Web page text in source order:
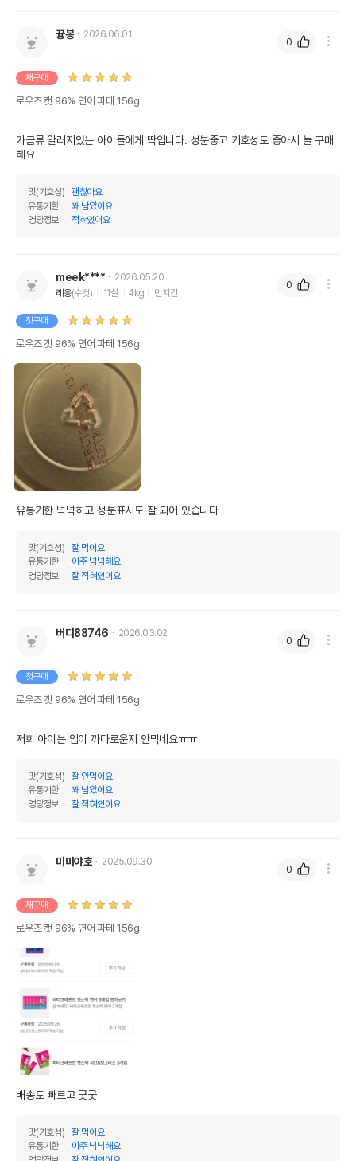
뀽봉 2026.06.01
재구매
로우즈 캣 96% 연어 파테 156g
가금류 알러지있는 아이들에게 딱입니다. 성분좋고 기호성도 좋아서 늘 구매
해요
맛(기호성)
괜찮아요
유통기한
꽤 남았어요
영양정보
적혀있어요
0
meek****
2026.05.20
레옹(수컷) 11살 4kg 먼치킨
첫구매
로우즈 캣 96% 연어 파테 156g
유통기한 넉넉하고 성분표시도 잘 되어 있습니다
맛(기호성)
잘 먹어요
유통기한
아주 넉넉해요
영양정보
잘 적혀있어요
0
버디88746 2026.03.02
첫구매
로우즈 캣 96% 연어 파테 156g
저희 아이는 입이 까다로운지 안먹네요ㅠㅠ
맛(기호성)
잘 안먹어요
유통기한
꽤 남았어요
영양정보
잘 적혀있어요
0
미미야호 2025.09.30
재구매
로우즈 캣 96% 연어 파테 156g
배송도 빠르고 굿굿
맛(기호성)
잘 먹어요
유통기한
아주 넉넉해요
0